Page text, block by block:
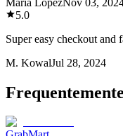
5.0
Super easy checkout and
M. KowalJul 28, 2024